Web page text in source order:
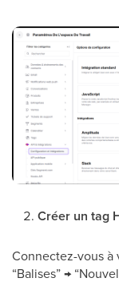
Créer un tag
Connectez-vous à
“Balises” →